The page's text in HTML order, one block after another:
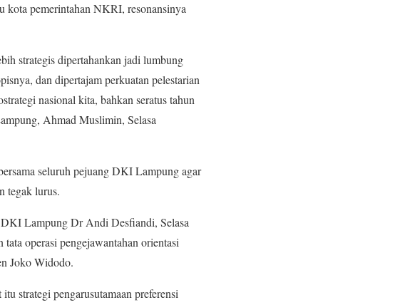
kota pemerintahan NKRI, resonansinya
strategis dipertahankan jadi lumbung
dan dipertajam perkuatan pelestarian
nasional kita, bahkan seratus tahun
Ahmad Muslimin, Selasa
seluruh pejuang DKI Lampung agar
tegak lurus.
Lampung Dr Andi Desfiandi, Selasa
operasi pengejawantahan orientasi
Joko Widodo.
strategi pengarusutamaan preferensi